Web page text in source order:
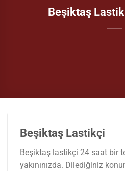
Beşiktaş Lastik
Beşiktaş Lastikçi
Beşiktaş lastikçi 24 saat bir
yakınınızda. Dilediğiniz